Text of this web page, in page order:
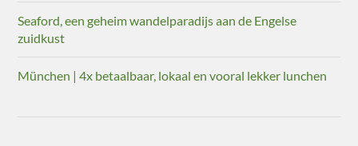
Seaford, een geheim wandelparadijs aan de Engelse
zuidkust
München | 4x betaalbaar, lokaal en vooral lekker lunchen